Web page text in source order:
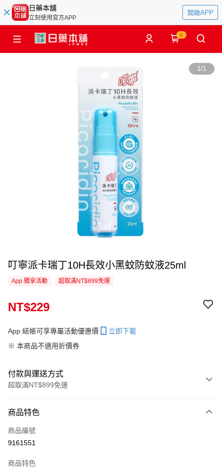
日藥本舖
立刻使用官方APP
開啟APP
0
1/1
叮寧派卡瑞丁10H長效小黑蚊防蚊液25ml
App 獨享活動 超取滿NT$899免運
NT$229
App 結帳可享專屬活動優惠價
立即下載
※ 本商品不適用折價券
付款與運送方式
超取滿NT$899免運
信用卡一次付款
信用卡分期付款
商品特色
商品編號
9161551
商品特色